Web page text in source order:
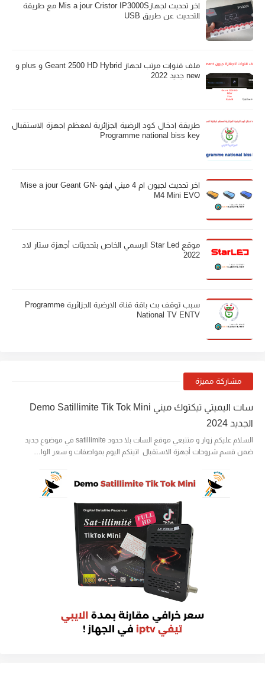
اخر تحديث لجهازMis a jour Cristor IP3000S مع طريقة
التحديث عن طريق USB
ملف قنوات مرتب لجهاز Geant 2500 HD Hybrid و plus و
new جديد 2022
طريقة ادخال كود الرضية الجزائرية لمعظم اجهزة الاستقبال
Programme national biss key
اخر تحديث لجيون ام 4 ميني ايفو Mise a jour Geant GN-
M4 Mini EVO
موقع Star Led الرسمي الخاص بتحديثات أجهزة ستار لاد
2022
سبب توقف بث باقة قناة الارضية الجزائرية Programme
National TV ENTV
مشاركة مميزة
سات اليميتي تيكتوك ميني Demo Satillimite Tik Tok Mini
الجديد 2024
السلام عليكم زوار و متتبعي موقع السات بلا حدود satillimite في موضوع جديد
ضمن قسم شروحات أجهزة الاستقبال اتيتكم اليوم بمواصفات و سعر الوا…